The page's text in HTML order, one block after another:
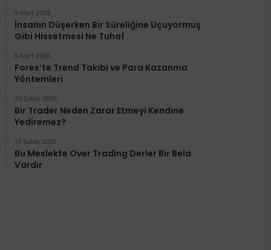
9 Mart 2026
İnsanın Düşerken Bir Süreliğine Uçuyormuş
Gibi Hissetmesi Ne Tuhaf
6 Mart 2026
Forex’te Trend Takibi ve Para Kazanma
Yöntemleri
24 Şubat 2026
Bir Trader Neden Zarar Etmeyi Kendine
Yediremez?
16 Şubat 2026
Bu Meslekte Over Trading Derler Bir Bela
Vardır